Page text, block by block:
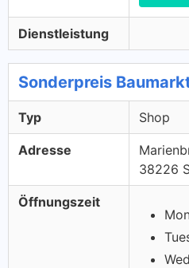
Dienstleistung
Sonderpreis
Typ Shop
Adresse
38226
Öffnungszeit